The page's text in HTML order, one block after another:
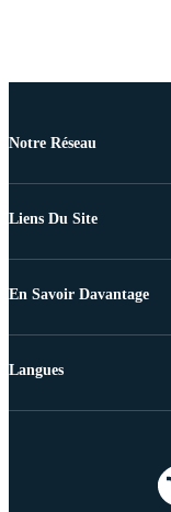
Notre Réseau
Liens Du Site
En Savoir Davantage
Langues